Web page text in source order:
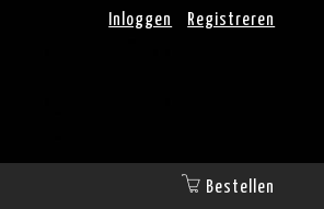
Inloggen Registreren
Bestellen